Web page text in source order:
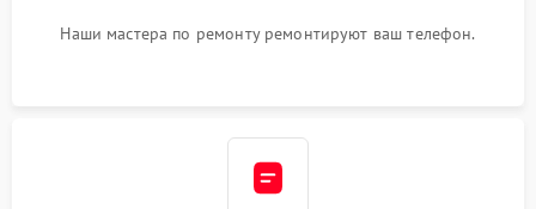
Наши мастера по ремонту ремонтируют ваш телефон.